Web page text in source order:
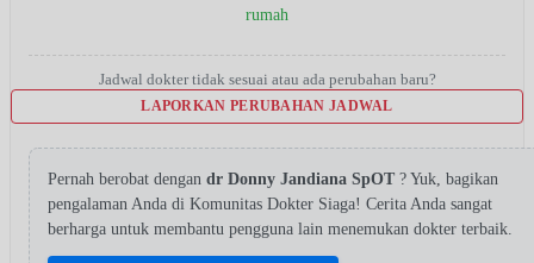
rumah
Jadwal dokter tidak sesuai atau ada perubahan baru?
LAPORKAN PERUBAHAN JADWAL
Pernah berobat dengan dr Donny Jandiana SpOT ? Yuk, bagikan
pengalaman Anda di Komunitas Dokter Siaga! Cerita Anda sangat
berharga untuk membantu pengguna lain menemukan dokter terbaik.